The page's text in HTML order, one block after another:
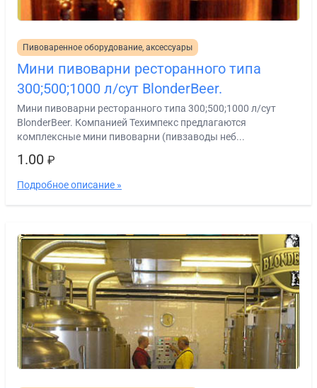
Пивоваренное оборудование, аксессуары
Мини пивоварни ресторанного типа
300;500;1000 л/cут BlonderBeer.
Мини пивоварни ресторанного типа 300;500;1000 л/cут
BlonderBeer. Компанией Техимпекс предлагаются
комплексные мини пивоварни (пивзаводы неб...
1.00 ₽
Подробное описание »